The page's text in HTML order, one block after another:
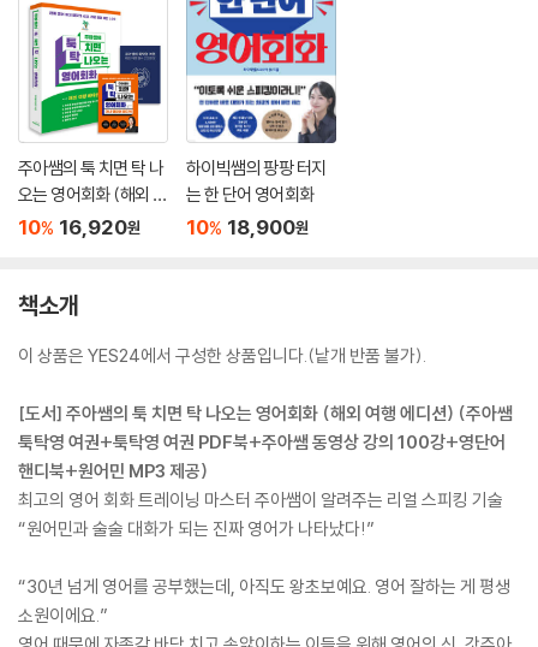
주아쌤의 툭 치면 탁 나
오는 영어회화 (해외 여
행 에디션)
10% 16,920원
하이빅쌤의 팡팡 터지
는 한 단어 영어회화
10% 18,900원
책소개
이 상품은 YES24에서 구성한 상품입니다.(낱개 반품 불가).
[도서] 주아쌤의 툭 치면 탁 나오는 영어회화 (해외 여행 에디션) (주아쌤
툭탁영 여권+툭탁영 여권 PDF북+주아쌤 동영상 강의 100강+영단어
핸디북+원어민 MP3 제공)
최고의 영어 회화 트레이닝 마스터 주아쌤이 알려주는 리얼 스피킹 기술
“원어민과 술술 대화가 되는 진짜 영어가 나타났다!”
“30년 넘게 영어를 공부했는데, 아직도 왕초보예요. 영어 잘하는 게 평생
소원이에요.”